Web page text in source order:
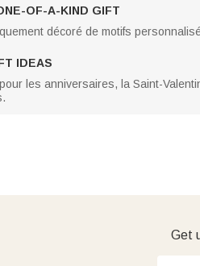
OF-A-KIND GIFT
décoré de motifs
IDEAS
les anniversaires, la Saint-
Get